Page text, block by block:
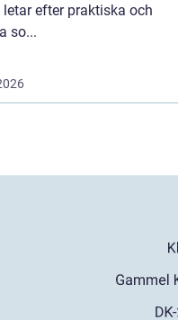
letar efter praktiska och
so...